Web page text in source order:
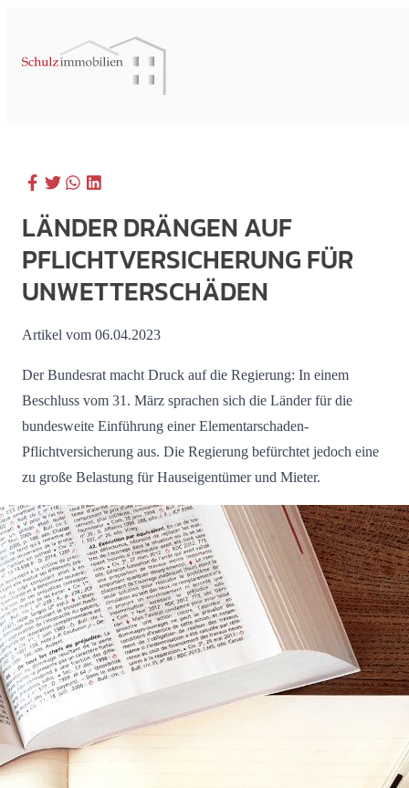
LÄNDER DRÄNGEN AUF
PFLICHTVERSICHERUNG FÜR
UNWETTERSCHÄDEN
Artikel vom 06.04.2023
Der Bundesrat macht Druck auf die Regierung: In einem
Beschluss vom 31. März sprachen sich die Länder für die
bundesweite Einführung einer Elementarschaden-
Pflichtversicherung aus. Die Regierung befürchtet jedoch eine
zu große Belastung für Hauseigentümer und Mieter.